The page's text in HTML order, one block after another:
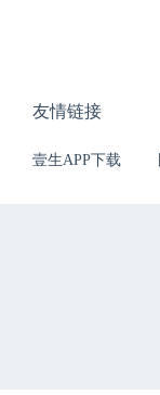
友情链接
壹生APP下载